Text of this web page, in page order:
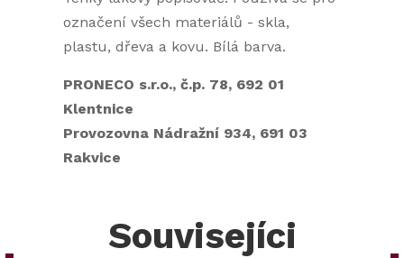
označení všech materiálů - skla,
plastu, dřeva a kovu. Bílá barva.
PRONECO s.r.o., č.p. 78, 692 01
Klentnice
Provozovna Nádražní 934, 691 03
Rakvice
Souvisejíci